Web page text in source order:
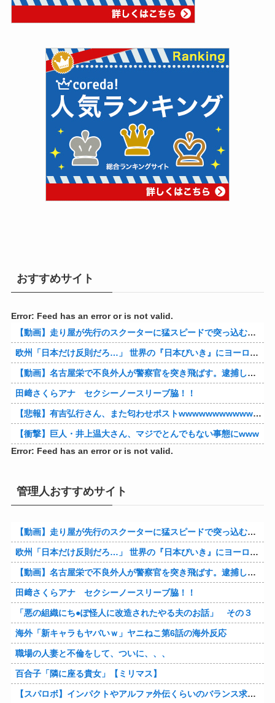
おすすめサイト
Error: Feed has an error or is not valid.
【動画】走り屋が先行のスクーターに猛スピードで突っ込む事故。
欧州「日本だけ反則だろ…」 世界の『日本びいき』にヨーロッパ全土から不満の声
【動画】名古屋栄で不良外人が警察官を突き飛ばす。逮捕しろやｗｗｗ
田﨑さくらアナ セクシーノースリーブ脇！！
【悲報】有吉弘行さん、また匂わせポストwwwwwwwwwwwwwwww
【衝撃】巨人・井上温大さん、マジでとんでもない事態にwww
Error: Feed has an error or is not valid.
管理人おすすめサイト
【動画】走り屋が先行のスクーターに猛スピードで突っ込む事故。
欧州「日本だけ反則だろ…」 世界の『日本びいき』にヨーロッパ全土から不満の声
【動画】名古屋栄で不良外人が警察官を突き飛ばす。逮捕しろやｗｗｗ
田﨑さくらアナ セクシーノースリーブ脇！！
「悪の組織にち●ぽ怪人に改造されたやる夫のお話」 その３
海外「新キャラもヤバいｗ」ヤニねこ第6話の海外反応
職場の人妻と不倫をして、ついに、、、
百合子「隣に座る貴女」【ミリマス】
【スパロボ】インパクトやアルファ外伝くらいのバランス求む！！ → インパクトも最終的にはコアブースターで雑魚は一撃で倒せてたけどね